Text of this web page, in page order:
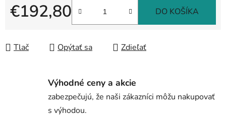
€192,80 DO KOŠÍKA
Tlač Opýtať sa Zdieľať
Výhodné ceny a akcie
zabezpečujú, že naši zákazníci môžu nakupovať
s výhodou.